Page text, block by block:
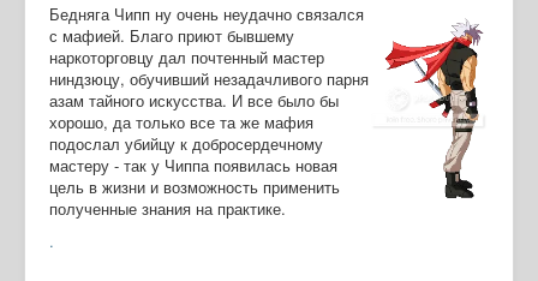
Бедняга Чипп ну очень неудачно связался
с мафией. Благо приют бывшему
наркоторговцу дал почтенный мастер
ниндзюцу, обучивший незадачливого парня
азам тайного искусства. И все было бы
хорошо, да только все та же мафия
подослал убийцу к добросердечному
мастеру - так у Чиппа появилась новая
цель в жизни и возможность применить
полученные знания на практике.
.